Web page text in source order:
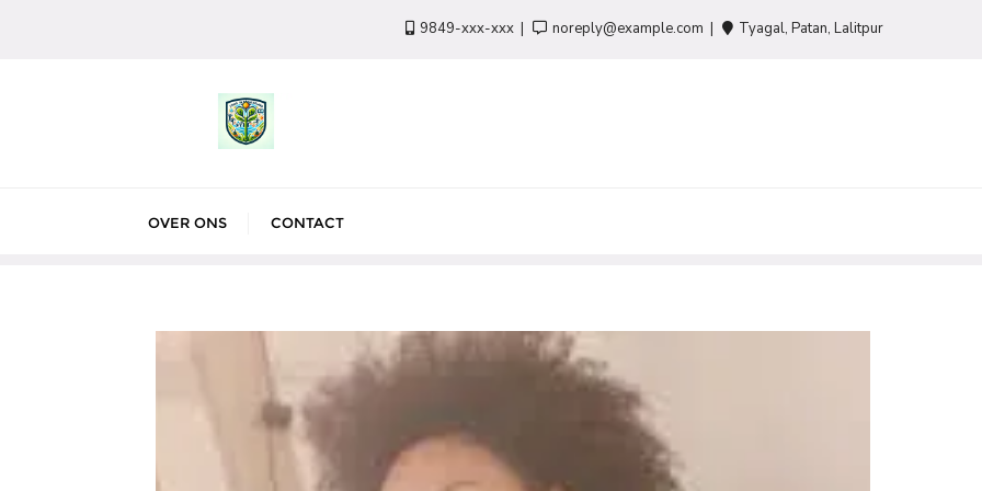
9849-xxx-xxx noreply@example.com Tyagal, Patan, Lalitpur
OVER ONS CONTACT